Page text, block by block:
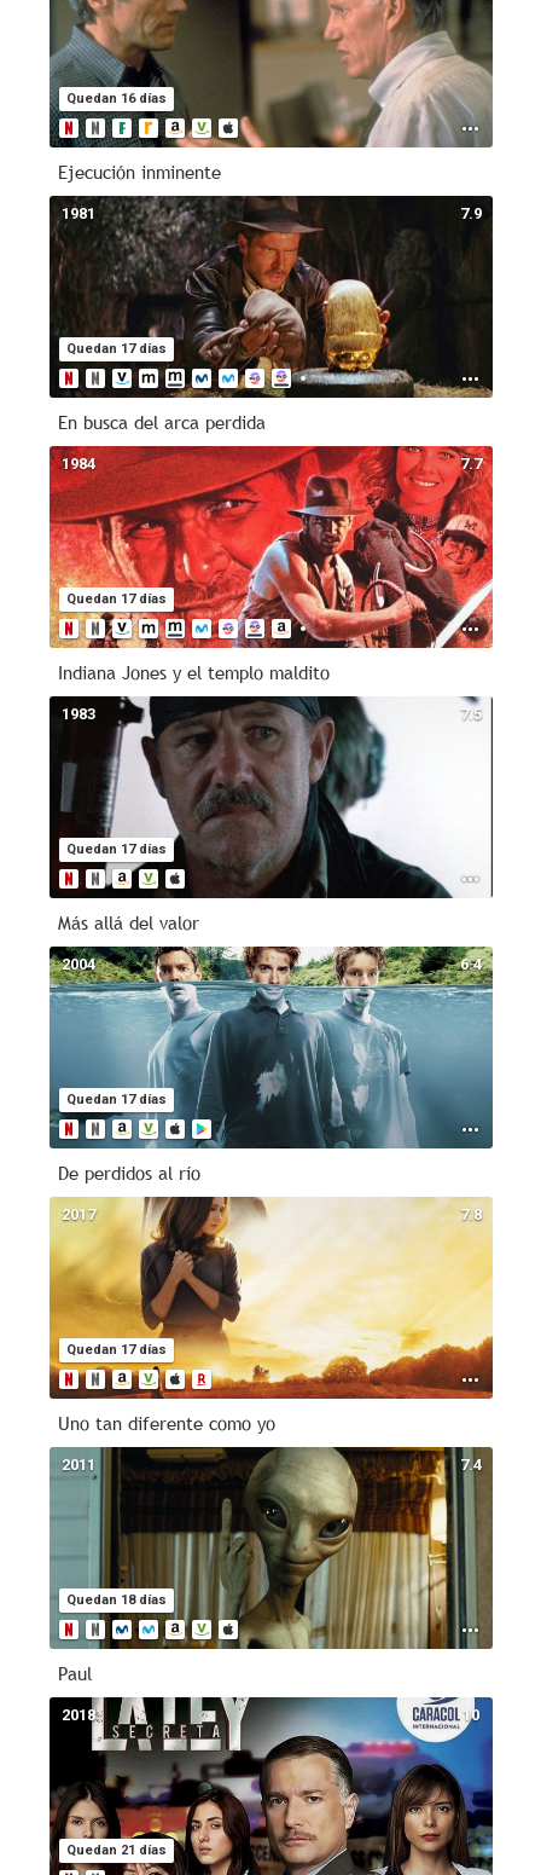
Quedan 16 días
Ejecución inminente
7.9
Quedan 17 días
1981
En busca del arca perdida
7.7
Quedan 17 días
1984
Indiana Jones y el templo maldito
7.5
Quedan 17 días
1983
Más allá del valor
6.4
Quedan 17 días
2004
De perdidos al río
7.8
Quedan 17 días
2017
Uno tan diferente como yo
7.4
Quedan 18 días
2011
Paul
10
Quedan 21 días
2018